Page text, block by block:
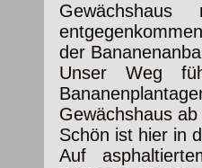
der
Unser Weg
Gewächshaus
Schön ist hier in
Auf